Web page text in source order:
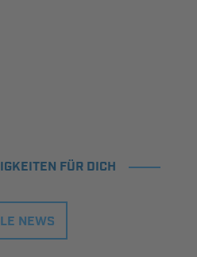
FÜR DICH
NEWS